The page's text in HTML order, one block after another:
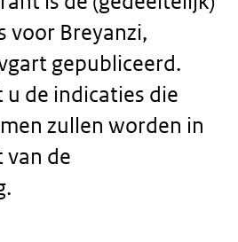
voor Breyanzi,
gepubliceerd.
de indicaties die
zullen worden in
van de